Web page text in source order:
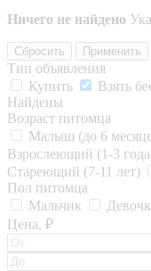
Ничего не найдено
Сбросить Применить
Тип объявления
Купить
Взять
Найдены
Возраст питомца
Малыш (до 6
Взрослеющий (1-3
Стареющий (7-11 лет)
Пол питомца
Мальчик
Цена, ₽